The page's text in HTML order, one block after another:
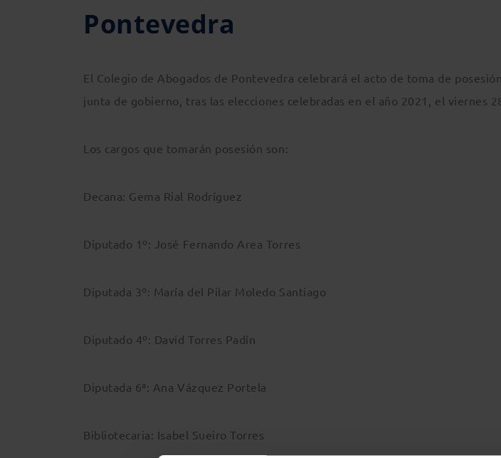
Pontevedra
El Colegio de Abogados de Pontevedra celebrará el acto de toma de
junta de gobierno, tras las elecciones celebradas en el año 2021, el viernes
Los cargos que tomarán posesión son:
Decana: Gema Rial Rodríguez
Diputado 1º: José Fernando Area Torres
Diputada 3º: María del Pilar Moledo Santiago
Diputado 4º: David Torres Padín
Diputada 6ª: Ana Vázquez Portela
Bibliotecaria: Isabel Sueiro Torres